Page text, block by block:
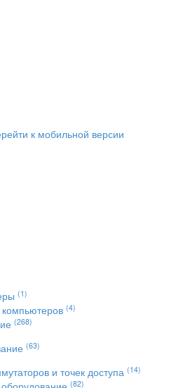
к мобильной версии
(1)
(4)
(268)
(63)
и точек доступа (14)
(82)